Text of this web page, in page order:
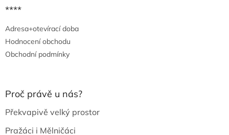
****
Adresa+otevírací doba
Hodnocení obchodu
Obchodní podmínky
Proč právě u nás?
Překvapivě velký prostor
Pražáci i Mělničáci